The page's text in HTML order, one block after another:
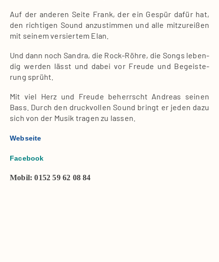
Auf der ande­ren Sei­te Frank, der ein Gespür dafür hat,
den rich­ti­gen Sound anzu­stim­men und alle mit­zu­rei­ßen
mit sei­nem ver­sier­tem Elan.
Und dann noch San­dra, die Rock-Röh­re, die Songs leben­
dig wer­den lässt und dabei vor Freu­de und Begeis­te­
rung sprüht.
Mit viel Herz und Freu­de beherrscht Andre­as sei­nen
Bass. Durch den druck­vol­len Sound bringt er jeden dazu
sich von der Musik tra­gen zu las­sen.
Web­sei­te
Face­book
Mobil: 0152 59 62 08 84